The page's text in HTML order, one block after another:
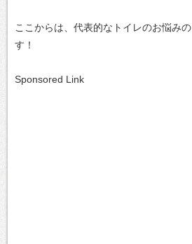
ここからは、代表的なトイレのお悩みの
す！
Sponsored Link